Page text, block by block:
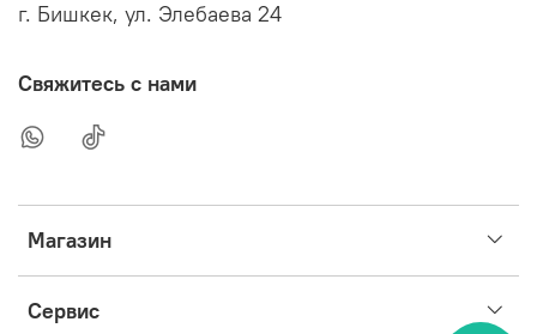
Магазин
Сервис
г. Бишкек, ул. Элебаева 24
Свяжитесь с нами